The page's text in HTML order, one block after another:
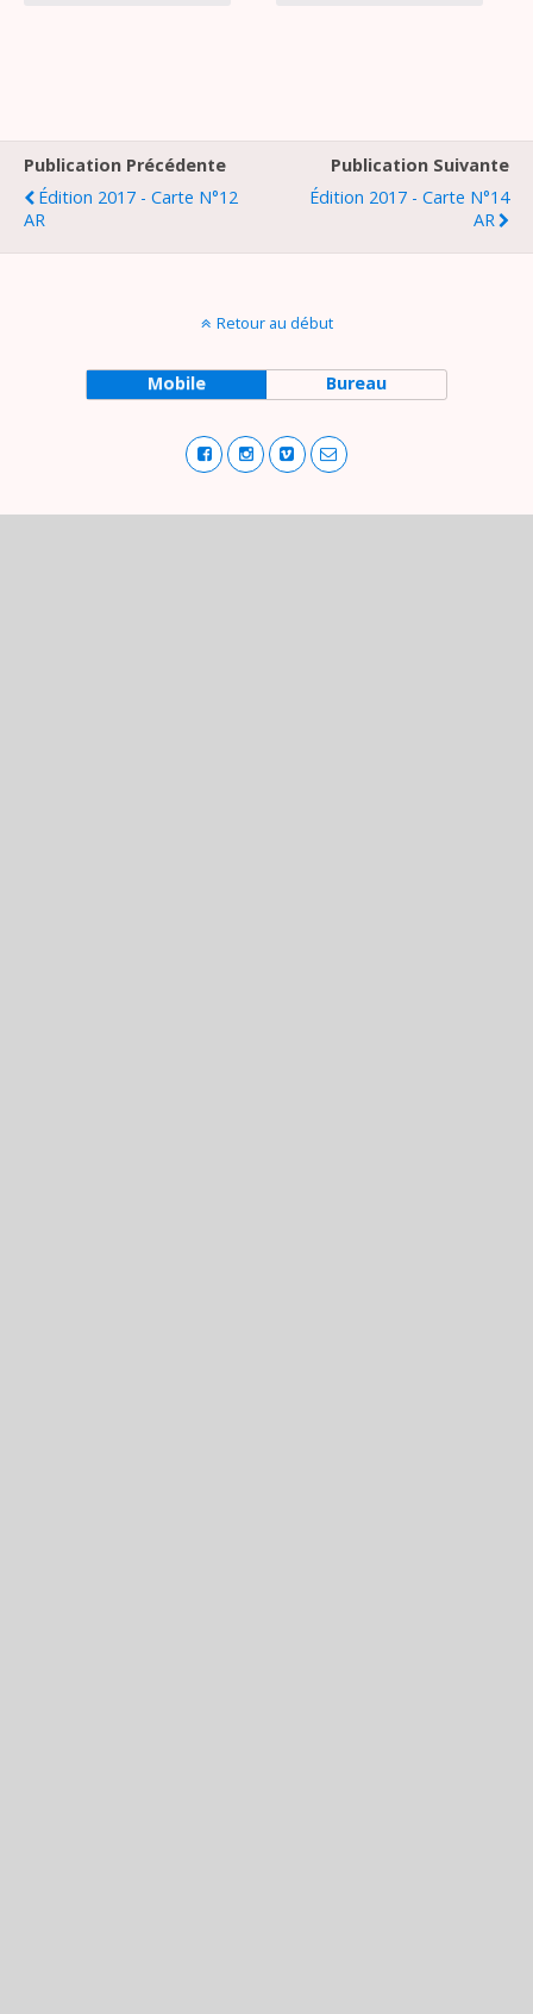
Publication Précédente
Édition 2017 - Carte N°12
AR
Publication Suivante
Édition 2017 - Carte N°14
AR
Retour au début
Mobile Bureau